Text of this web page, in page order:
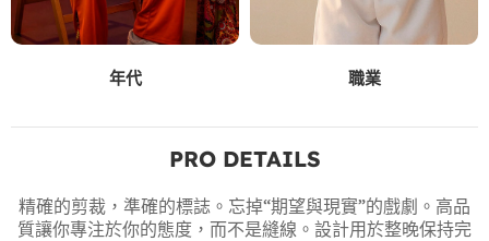
年代 職業
PRO DETAILS
精確的剪裁，準確的標誌。忘掉“期望與現實”的戲劇。高品
質讓你專注於你的態度，而不是縫線。設計用於整晚保持完